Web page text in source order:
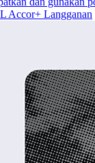
Accor+ Langganan